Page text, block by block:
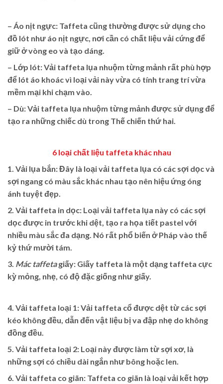
– Áo nịt ngực: Taffeta cũng thường được sử dụng cho
đồ lót như áo nịt ngực, nơi cần có chất liệu vải cứng để
giữ ở vòng eo và tạo dáng.
– Lớp lót: Vải taffeta lụa nhuộm từng mảnh rất phù hợp
để lót áo khoác vì loại vải này vừa có tính trang trí vừa
mềm mại khi chạm vào.
– Dù: Vải taffeta lụa nhuộm từng mảnh được sử dụng để
tạo ra những chiếc dù trong Thế chiến thứ hai.
6 loại chất liệu taffeta khác nhau
1. Vải lụa bắn: Đây là loại vải taffeta lụa có các sợi dọc và
sợi ngang có màu sắc khác nhau tạo nên hiệu ứng óng
ánh tuyệt đẹp.
2. Vải taffeta in dọc: Loại vải taffeta lụa này có các sợi
dọc được in trước khi dệt, tạo ra họa tiết pastel với
nhiều màu sắc đa dạng. Nó rất phổ biến ở Pháp vào thế
kỷ thứ mười tám.
3. Mác taffeta giấy: Giấy taffeta là một dạng taffeta cực
kỳ mỏng, nhẹ, có độ đặc giống như giấy.
4. Vải taffeta loại 1: Vải taffeta cổ được dệt từ các sợi
kéo không đều, dẫn đến vật liệu bị va đập nhẹ do không
đồng đều.
5. Vải taffeta loại 2: Loại này được làm từ sợi xơ, là
những sợi có chiều dài ngắn như bông hoặc len.
6. Vải taffeta co giãn: Taffeta co giãn là loại vải kết hợp